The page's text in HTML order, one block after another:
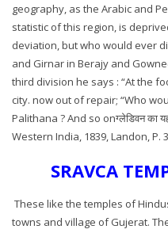
geography, as the Arabic and
statistic of this region, is
deviation, but who would ever
and Girnar in Berajy and
third division he says : “At the
city. now out of repair; “Who
Palithana ? And so onग्लेडिवन का यह
Western India, 1839, Landon, P.
SRAVCA
These like the temples of
towns and village of Gujerat.